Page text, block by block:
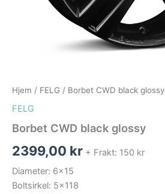
Hjem / FELG / Borbet CWD black glossy
FELG
Borbet CWD black glossy
2399,00 kr + Frakt: 150 kr
Diameter: 6×15
Boltsirkel: 5×118